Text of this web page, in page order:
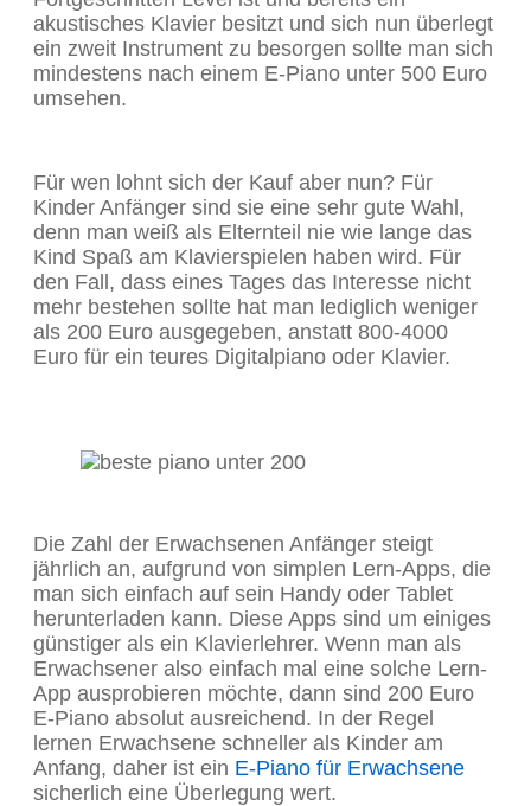
akustisches Klavier besitzt und sich nun überlegt
ein zweit Instrument zu besorgen sollte man sich
mindestens nach einem E-Piano unter 500 Euro
umsehen.
Für wen lohnt sich der Kauf aber nun? Für
Kinder Anfänger sind sie eine sehr gute Wahl,
denn man weiß als Elternteil nie wie lange das
Kind Spaß am Klavierspielen haben wird. Für
den Fall, dass eines Tages das Interesse nicht
mehr bestehen sollte hat man lediglich weniger
als 200 Euro ausgegeben, anstatt 800-4000
Euro für ein teures Digitalpiano oder Klavier.
Die Zahl der Erwachsenen Anfänger steigt
jährlich an, aufgrund von simplen Lern-Apps, die
man sich einfach auf sein Handy oder Tablet
herunterladen kann. Diese Apps sind um einiges
günstiger als ein Klavierlehrer. Wenn man als
Erwachsener also einfach mal eine solche Lern-
App ausprobieren möchte, dann sind 200 Euro
E-Piano absolut ausreichend. In der Regel
lernen Erwachsene schneller als Kinder am
Anfang, daher ist ein E-Piano für Erwachsene
sicherlich eine Überlegung wert.